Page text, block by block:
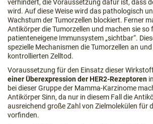
verhindert, die Voraussetzung dafür ist, dass
wird. Auf diese Weise wird das pathologisch
Wachstum der Tumorzellen blockiert. Ferner
Antikörper die Tumorzellen und machen sie so
patienteneigene Immunsystem „sichtbar“.
spezielle Mechanismen die Tumorzellen an
kontrollierten Zelltod.
Voraussetzung für den Einsatz dieser
einer Überexpression der HER2-Rezeptoren
bei dieser Gruppe der Mamma-Karzinome
Antikörper Sinn, da nur in diesem Fall die
ausreichend große Zahl von Zielmolekülen für
vorfinden.